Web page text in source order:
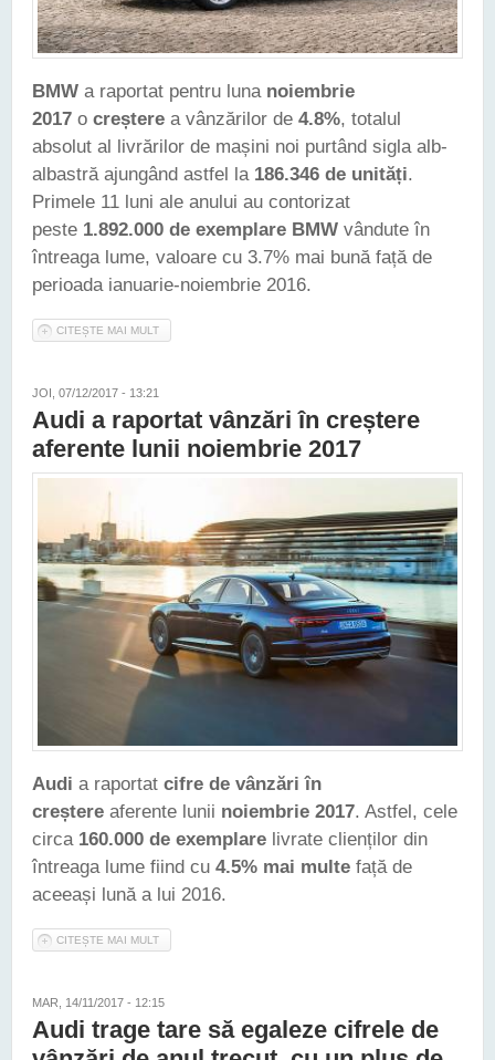
BMW a raportat pentru luna noiembrie
2017 o creștere a vânzărilor de 4.8%, totalul
absolut al livrărilor de mașini noi purtând sigla alb-
albastră ajungând astfel la 186.346 de unități.
Primele 11 luni ale anului au contorizat
peste 1.892.000 de exemplare BMW vândute în
întreaga lume, valoare cu 3.7% mai bună față de
perioada ianuarie-noiembrie 2016.
CITEȘTE MAI MULT
JOI, 07/12/2017 - 13:21
Audi a raportat vânzări în creștere
aferente lunii noiembrie 2017
Audi a raportat cifre de vânzări în
creștere aferente lunii noiembrie 2017. Astfel, cele
circa 160.000 de exemplare livrate clienților din
întreaga lume fiind cu 4.5% mai multe față de
aceeași lună a lui 2016.
CITEȘTE MAI MULT
MAR, 14/11/2017 - 12:15
Audi trage tare să egaleze cifrele de